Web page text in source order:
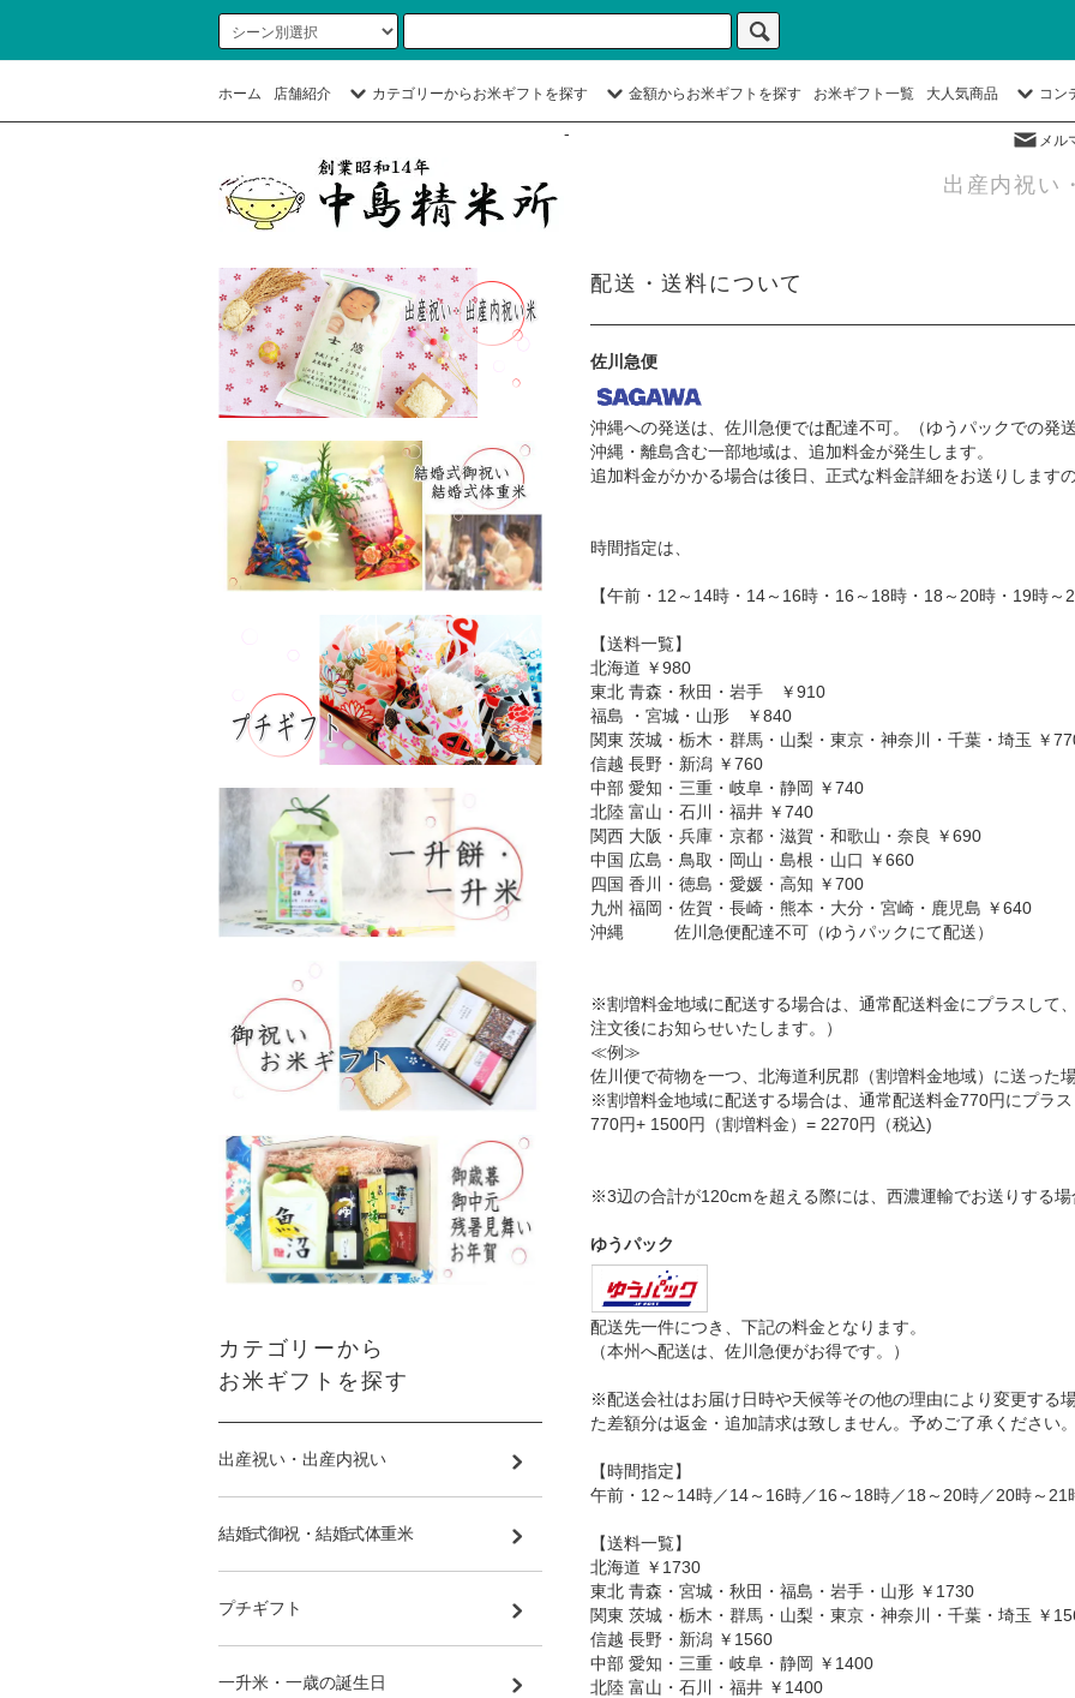
ホーム 店舗紹介 カテゴリーからお米ギフトを探す 金額からお米ギフトを探す お米ギフト一覧 大人気商品 コン
メル
-
出産内祝い
配送・送料について
佐川急便
沖縄への発送は、佐川急便では配達不可。（ゆうパックでの発
沖縄・離島含む一部地域は、追加料金が発生します。
追加料金がかかる場合は後日、正式な料金詳細をお送りします
時間指定は、
【午前・12～14時・14～16時・16～18時・18～20時・19時～
【送料一覧】
北海道 ￥980
東北 青森・秋田・岩手 ￥910
福島 ・宮城・山形 ￥840
関東 茨城・栃木・群馬・山梨・東京・神奈川・千葉・埼玉 ￥
信越 長野・新潟 ￥760
中部 愛知・三重・岐阜・静岡 ￥740
北陸 富山・石川・福井 ￥740
関西 大阪・兵庫・京都・滋賀・和歌山・奈良 ￥690
中国 広島・鳥取・岡山・島根・山口 ￥660
四国 香川・徳島・愛媛・高知 ￥700
九州 福岡・佐賀・長崎・熊本・大分・宮崎・鹿児島 ￥640
沖縄 佐川急便配達不可（ゆうパックにて配送）
※割増料金地域に配送する場合は、通常配送料金にプラスして
注文後にお知らせいたします。）
≪例≫
佐川便で荷物を一つ、北海道利尻郡（割増料金地域）に送った
※割増料金地域に配送する場合は、通常配送料金770円にプラ
770円+ 1500円（割増料金）= 2270円（税込)
※3辺の合計が120cmを超える際には、西濃運輸でお送りする
ゆうパック
配送先一件につき、下記の料金となります。
（本州へ配送は、佐川急便がお得です。）
※配送会社はお届け日時や天候等その他の理由により変更する
た差額分は返金・追加請求は致しません。予めご了承ください
【時間指定】
午前・12～14時／14～16時／16～18時／18～20時／20時～21
【送料一覧】
北海道 ￥1730
東北 青森・宮城・秋田・福島・岩手・山形 ￥1730
関東 茨城・栃木・群馬・山梨・東京・神奈川・千葉・埼玉 ￥
信越 長野・新潟 ￥1560
中部 愛知・三重・岐阜・静岡 ￥1400
北陸 富山・石川・福井 ￥1400
カテゴリーから
お米ギフトを探す
出産祝い・出産内祝い
結婚式御祝・結婚式体重米
プチギフト
一升米・一歳の誕生日